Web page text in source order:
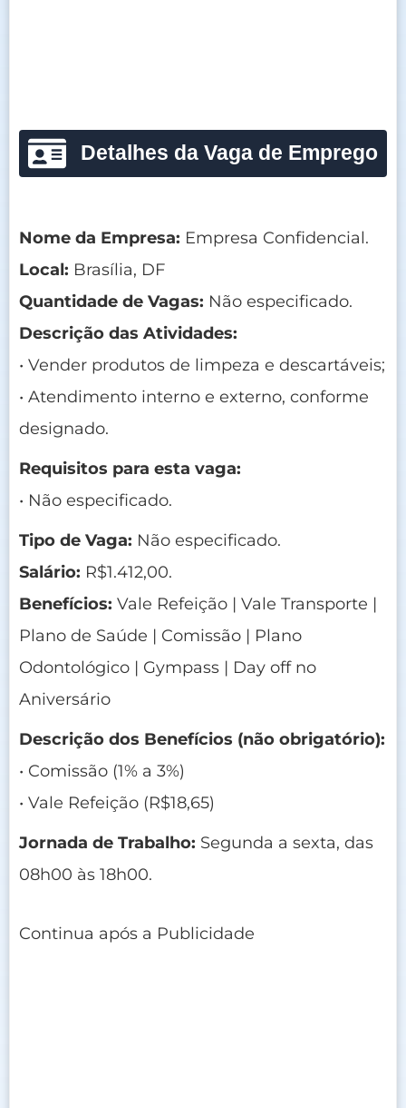
Detalhes da Vaga de Emprego
Nome da Empresa: Empresa Confidencial.
Local: Brasília, DF
Quantidade de Vagas: Não especificado.
Descrição das Atividades:
• Vender produtos de limpeza e descartáveis;
• Atendimento interno e externo, conforme
designado.
Requisitos para esta vaga:
• Não especificado.
Tipo de Vaga: Não especificado.
Salário: R$1.412,00.
Benefícios: Vale Refeição | Vale Transporte |
Plano de Saúde | Comissão | Plano
Odontológico | Gympass | Day off no
Aniversário
Descrição dos Benefícios (não obrigatório):
• Comissão (1% a 3%)
• Vale Refeição (R$18,65)
Jornada de Trabalho: Segunda a sexta, das
08h00 às 18h00.
Continua após a Publicidade